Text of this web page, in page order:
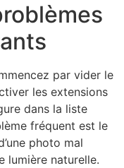
par vider le
les extensions
dans la liste
fréquent est le
photo mal
lumière naturelle.